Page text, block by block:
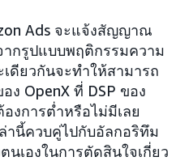
Ads จะแจ้งสัญญาณ
กรูปแบบพฤติกรรมความ
ยวกันจะทำให้สามารถ
OpenX ที่ DSP ของ
งการต่ำหรือไม่มีเลย
านี้ควบคู่ไปกับอัลกอริทึม
นเองในการตัดสินใจเกี่ยว